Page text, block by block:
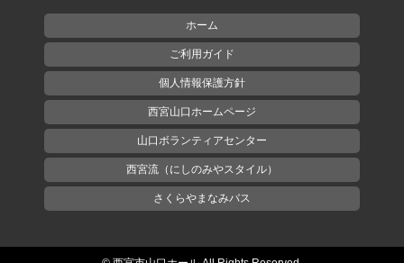
ホーム
ご利用ガイド
個人情報保護方針
西宮山口ホームページ
山口ボランティアセンター
西宮流（にしのみやスタイル）
さくらやまなみバス